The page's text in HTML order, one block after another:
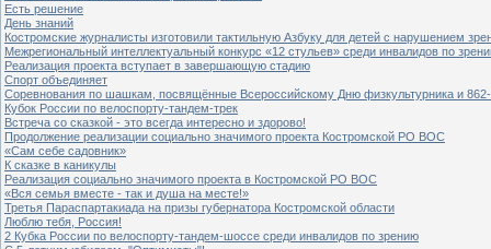
Есть решение
День знаний
Костромские журналисты изготовили тактильную Азбуку для детей с нарушением
Межрегиональный интеллектуальный конкурс «12 стульев» среди инвалидов по
Реализация проекта вступает в завершающую стадию
Спорт объединяет
Соревнования по шашкам, посвящённые Всероссийскому Дню физкультурника и
Кубок России по велоспорту-тандем-трек
Встреча со сказкой - это всегда интересно и здорово!
Продолжение реализации социально значимого проекта Костромской РО ВОС
«Сам себе садовник»
К сказке в каникулы
Реализация социально значимого проекта в Костромской РО ВОС
«Вся семья вместе - так и душа на месте!»
Третья Параспартакиада на призы губернатора Костромской области
Люблю тебя, Россия!
2 Кубка России по велоспорту-тандем-шоссе среди инвалидов по зрению